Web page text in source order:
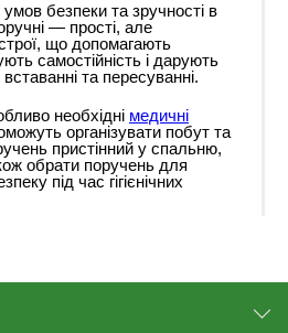
безпеки та зручності в
— прості, але
що допомагають
самостійність і дарують
та пересуванні.
необхідні медичні
організувати побут та
пристінний у спальню,
обрати поручень для
під час гігієнічних
у таких місцях, як
кухня та спальня.